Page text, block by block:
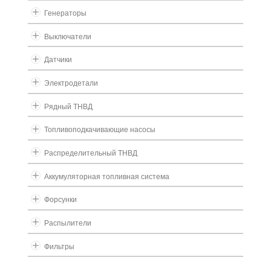
Генераторы
Выключатели
Датчики
Электродетали
Рядный ТНВД
Топливоподкачивающие насосы
Распределительный ТНВД
Аккумуляторная топливная система
Форсунки
Распылители
Фильтры